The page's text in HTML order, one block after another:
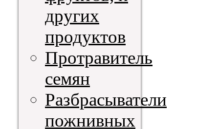
других
продуктов
Протравитель
семян
Разбрасыватели
пожнивных